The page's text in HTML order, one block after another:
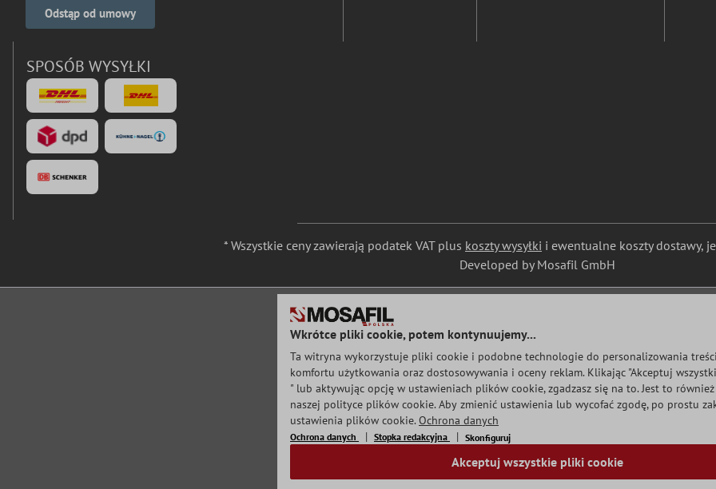
Odstąp od umowy
SPOSÓB WYSYŁKI
* Wszystkie ceny zawierają podatek VAT plus koszty wysyłki i ewentualne koszty dostawy,
Developed by Mosafil GmbH
Wkrótce pliki cookie, potem kontynuujemy...
Ta witryna wykorzystuje pliki cookie i podobne technologie do personalizowania
komfortu użytkowania oraz dostosowywania i oceny reklam. Klikając "Akceptuj
" lub aktywując opcję w ustawieniach plików cookie, zgadzasz się na to. Jest to
naszej polityce plików cookie. Aby zmienić ustawienia lub wycofać zgodę, po prostu
ustawienia plików cookie. Ochrona danych
Ochrona danych Stopka redakcyjna Skonfiguruj
Akceptuj wszystkie pliki cookie